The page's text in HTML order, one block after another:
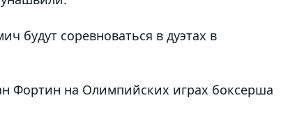
будут соревноваться в дуэтах в
Фортин на Олимпийских играх боксерша